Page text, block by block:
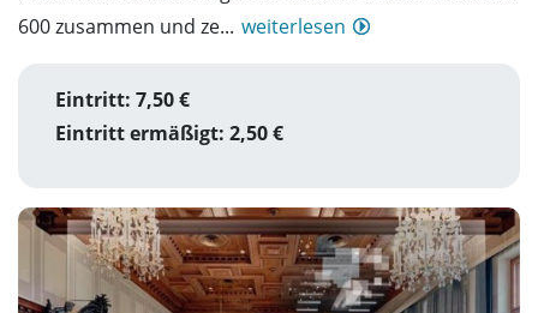
600 zusammen und ze... weiterlesen
Eintritt: 7,50 €
Eintritt ermäßigt: 2,50 €